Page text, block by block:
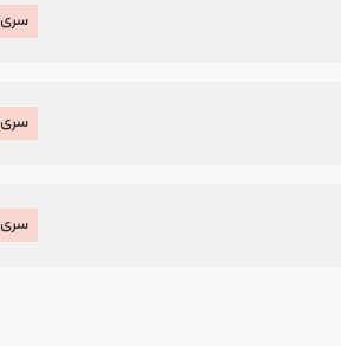
سری ۵۰
سری ۵۰
سری ۵۰